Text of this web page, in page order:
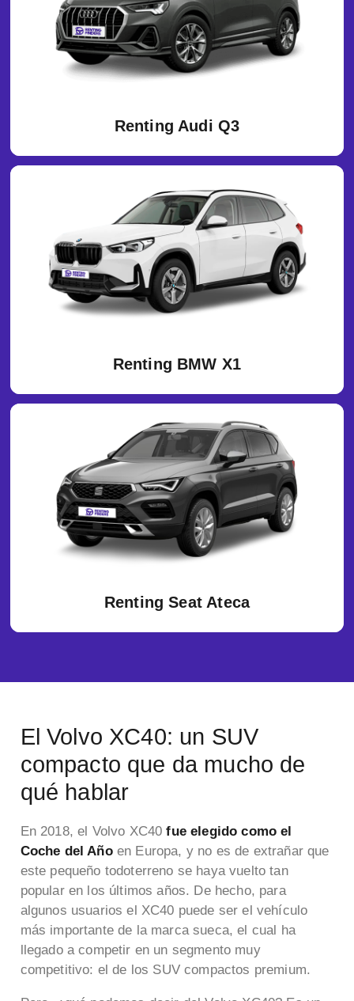
Renting Audi Q3
Renting BMW X1
Renting Seat Ateca
El Volvo XC40: un SUV
compacto que da mucho de
qué hablar
En 2018, el Volvo XC40fue elegido como el
Coche del Añoen Europa, y no es de extrañar que
este pequeño todoterreno se haya vuelto tan
popular en los últimos años. De hecho, para
algunos usuarios el XC40 puede ser el vehículo
más importante de la marca sueca, el cual ha
llegado a competir en un segmento muy
competitivo: el de los SUV compactos premium.